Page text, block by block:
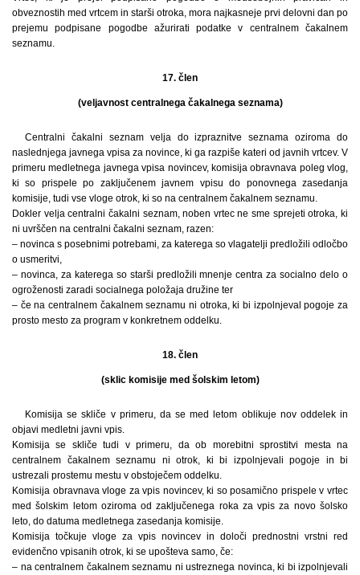
obveznostih med vrtcem in starši otroka, mora najkasneje prvi delovni dan po
prejemu podpisane pogodbe ažurirati podatke v centralnem čakalnem
seznamu.
17. člen
(veljavnost centralnega čakalnega seznama)
Centralni čakalni seznam velja do izpraznitve seznama oziroma do
naslednjega javnega vpisa za novince, ki ga razpiše kateri od javnih vrtcev. V
primeru medletnega javnega vpisa novincev, komisija obravnava poleg vlog,
ki so prispele po zaključenem javnem vpisu do ponovnega zasedanja
komisije, tudi vse vloge otrok, ki so na centralnem čakalnem seznamu.
Dokler velja centralni čakalni seznam, noben vrtec ne sme sprejeti otroka, ki
ni uvrščen na centralni čakalni seznam, razen:
– novinca s posebnimi potrebami, za katerega so vlagatelji predložili odločbo
o usmeritvi,
– novinca, za katerega so starši predložili mnenje centra za socialno delo o
ogroženosti zaradi socialnega položaja družine ter
– če na centralnem čakalnem seznamu ni otroka, ki bi izpolnjeval pogoje za
prosto mesto za program v konkretnem oddelku.
18. člen
(sklic komisije med šolskim letom)
Komisija se skliče v primeru, da se med letom oblikuje nov oddelek in
objavi medletni javni vpis.
Komisija se skliče tudi v primeru, da ob morebitni sprostitvi mesta na
centralnem čakalnem seznamu ni otrok, ki bi izpolnjevali pogoje in bi
ustrezali prostemu mestu v obstoječem oddelku.
Komisija obravnava vloge za vpis novincev, ki so posamično prispele v vrtec
med šolskim letom oziroma od zaključenega roka za vpis za novo šolsko
leto, do datuma medletnega zasedanja komisije.
Komisija točkuje vloge za vpis novincev in določi prednostni vrstni red
evidenčno vpisanih otrok, ki se upošteva samo, če:
– na centralnem čakalnem seznamu ni ustreznega novinca, ki bi izpolnjevali